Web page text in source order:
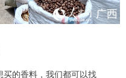
买的香料，我们都可以找